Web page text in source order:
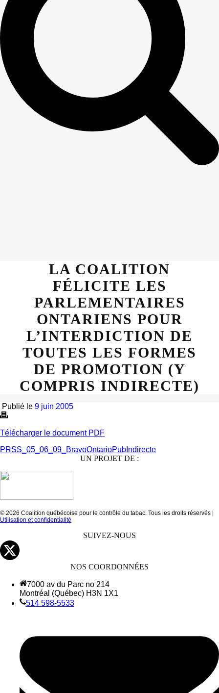
LA COALITION
FÉLICITE LES
PARLEMENTAIRES
ONTARIENS POUR
L’INTERDICTION DE
TOUTES LES FORMES
DE PROMOTION (Y
COMPRIS INDIRECTE)
Publié le 9 juin 2005
Télécharger le document PDF
PRSS_05_06_09_BravoOntarioPubIndirecte
UN PROJET DE :
© 2026 Coalition québécoise pour le contrôle du tabac. Tous les droits réservés |
Utilisation et confidentialité
SUIVEZ-NOUS
NOS COORDONNÉES
7000 av du Parc no 214
Montréal (Québec) H3N 1X1
514 598-5533